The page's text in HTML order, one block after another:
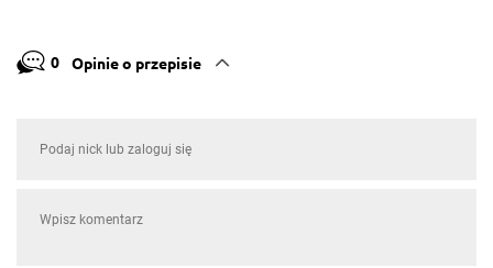
0 Opinie o przepisie